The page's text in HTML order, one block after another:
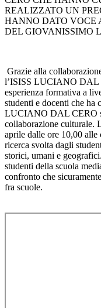
REALIZZATO UN
HANNO DATO VOCE
DEL GIOVANISSIMO
Grazie alla
l’ISISS LUCIANO DAL
esperienza formativa a
studenti e docenti che ha
LUCIANO DAL CERO
collaborazione culturale.
aprile dalle ore 10,00 alle
ricerca svolta dagli
storici, umani e
studenti della scuola
confronto che
fra scuole.